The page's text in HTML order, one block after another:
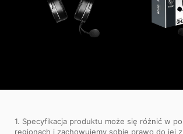
1. Specyfikacja produktu może się różnić w
regionach i zachowujemy sobie prawo do jej